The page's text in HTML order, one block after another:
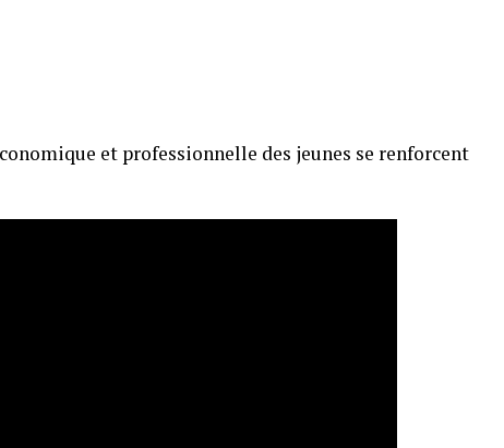
et professionnelle des jeunes se renforcent